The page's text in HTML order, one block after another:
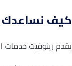
كيف نساعدك
يقدم رينوفيت خدمات